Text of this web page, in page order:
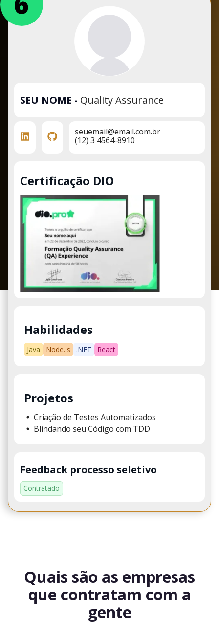
SEU NOME - Quality Assurance
seuemail@email.com.br
(12) 3 4564-8910
Certificação DIO
Habilidades
Java Node.js .NET React
Projetos
Criação de Testes Automatizados
Blindando seu Código com TDD
Feedback processo seletivo
Contratado
Quais são as empresas
que contratam com a
gente